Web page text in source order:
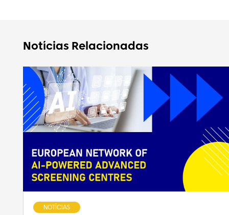
Notícias Relacionadas
NOTÍCIAS